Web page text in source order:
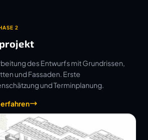
2
des Entwurfs mit Grundrissen,
und Fassaden. Erste
und Terminplanung.